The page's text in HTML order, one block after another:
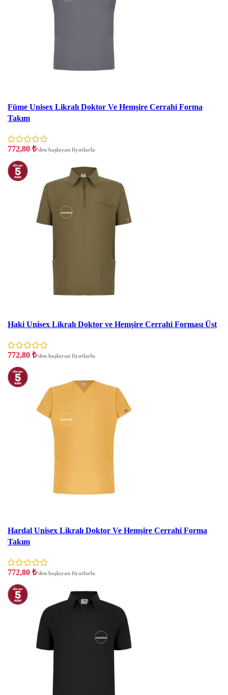
Füme Unisex Likralı Doktor Ve Hemşire Cerrahi Forma
Takım
772,80 ₺'den başlayan fiyatlarla
Haki Unisex Likralı Doktor ve Hemşire Cerrahi Forması Üst
772,80 ₺'den başlayan fiyatlarla
Hardal Unisex Likralı Doktor Ve Hemşire Cerrahi Forma
Takım
772,80 ₺'den başlayan fiyatlarla